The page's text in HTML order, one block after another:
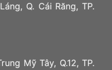
Q. Cái Răng, TP.
Mỹ Tây, Q.12, TP.